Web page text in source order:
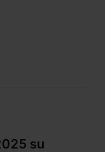
su